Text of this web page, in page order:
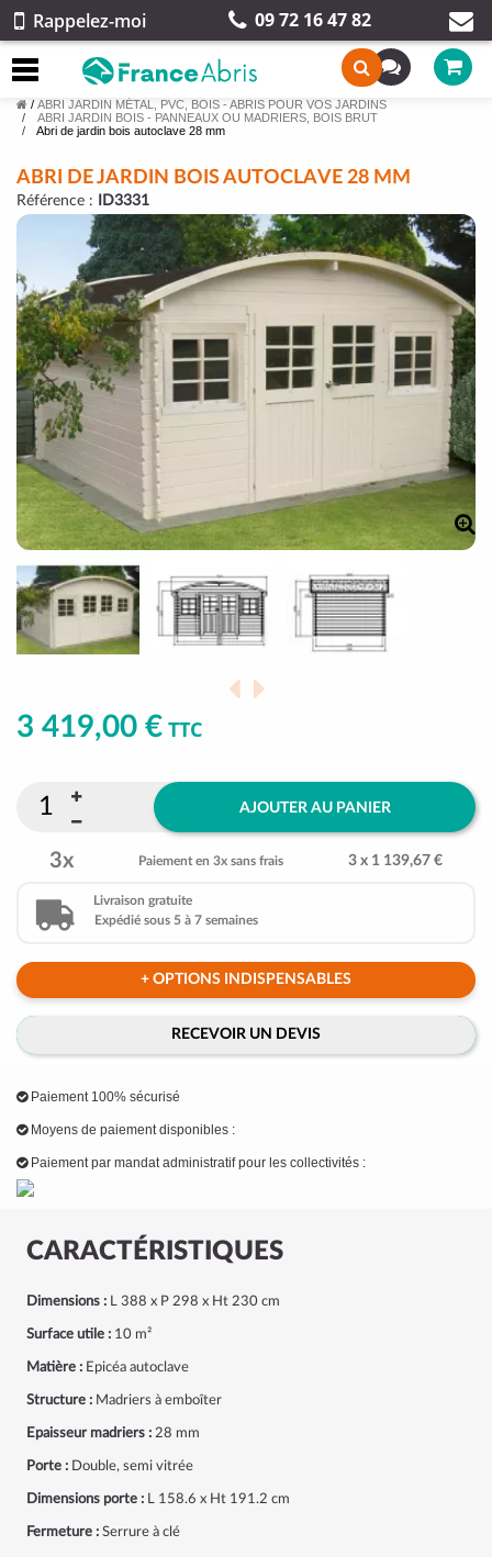
Rappelez-moi 09 72 16 47 82
/ ABRI JARDIN MÉTAL, PVC, BOIS - ABRIS POUR VOS JARDINS
ABRI JARDIN BOIS - PANNEAUX OU MADRIERS, BOIS BRUT
Abri de jardin bois autoclave 28 mm
ABRI DE JARDIN BOIS AUTOCLAVE 28 MM
Référence : ID3331
CARACTÉRISTIQUES
Dimensions : L 388 x P 298 x Ht 230 cm
Surface utile : 10 m²
Matière : Epicéa autoclave
Structure : Madriers à emboîter
Epaisseur madriers : 28 mm
Porte : Double, semi vitrée
Dimensions porte : L 158.6 x Ht 191.2 cm
Fermeture : Serrure à clé
3 419,00 € TTC
AJOUTER AU PANIER
3x Paiement en 3x sans frais 3 x 1 139,67 €
Livraison gratuite
Expédié sous 5 à 7 semaines
+ OPTIONS INDISPENSABLES
RECEVOIR UN DEVIS
Paiement 100% sécurisé
Moyens de paiement disponibles :
Paiement par mandat administratif pour les collectivités :